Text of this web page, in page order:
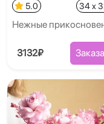
5.0 34 x
Нежные
3132₽